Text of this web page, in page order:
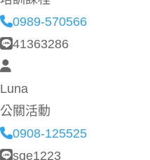
0989-570566
41363286
Luna
公關活動
0908-125525
sqe1223